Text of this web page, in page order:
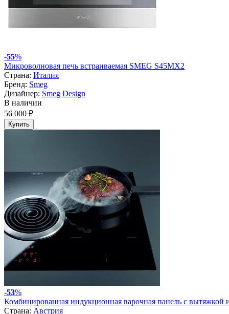
-55%
Микроволновая печь встраиваемая SMEG S45MX2
Страна: Италия
Бренд: Smeg
Дизайнер: Smeg Design
В наличии
56 000 ₽
Купить
-53%
Комбинированная индукционная варочная панель с
Страна: Австрия